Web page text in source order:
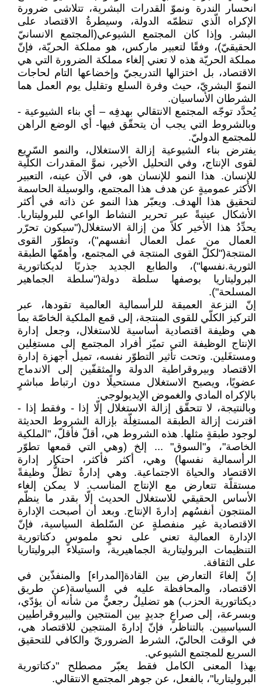
انحسار الندرة ونموّ القدرات البشرية، تتلاشى ضرورة
الإكراه الّذي تنظمّه الدولة، وسيطرةُ ‏الاقتصاد على
البشر. وإذا كان المجتمع الشيوعي(المجتمع الانسانيّ
الحقيقيّ)، وفقًا لتعبير ماركس، هو ‏مملكة الحريّة، فإنّ
مملكة الحريّة هذه لا تعني إلغاء مملكة الضرورة التي هي
الاقتصاد، بل اختزالها ‏التدريجيّ وإخضاعها التام لحاجات
النموّ البشريّ، حيث وفرة السلع وتقليل يوم العمل هما
الشرطان ‏الأساسيان.‏
يُحدَّد توجّه المجتمع الانتقالي بهدفِه – أي بناء الشيوعية -
وبالشروط التي يجب أن يتحقّق فيها- أي ‏الوضع الراهن
للمجتمع الدوليّ.‏
يفترض بناء الشيوعية إزالة الاستغلال، والنمو السّريع
لقوى الإنتاج، وفي التحليل الأخير، نموَّ المقدرات ‏الكلّية
للإنسان. هذا النمو للإنسان هو، في الآن عينه، التعبير
الأكثر عموميةٍ عن هدف هذا المجتمع، ‏والوسيلة الحاسمة
لتحقيق هذا الهدف. ويعبّر هذا النمو عن ذاته في أكثر
الأشكال عينيةً عبر تحرير ‏النشاط الواعي للبروليتاريا.
يحدِّدُ هذا الأخير كلاً من إزالة الاستغلال("سيكون تحرّر
العمال من عمل ‏العمال أنفسهم")، وتطوّر القوى
المنتجة("لكلّ القوى المنتجة في المجتمع، وأهمّها الطبقة
الثورية.نفسها")، ‏والطابع الجديد جذريًا لديكتاتورية
البروليتاريا بوصفها سلطة دولة("سلطة الجماهير
المسلحة").‏
إنّ النزعة العميقة للرأسمالية العالمية تقودها، عبر
التركيز الكلّي للقوى المنتجة، إلى قمع الملكية الخاصّة ‏بما
هي وظيفة اقتصادية أساسية للاستغلال، وجعل إدارة
الإنتاج الوظيفة التي تميّز أفراد المجتمع إلى ‏مستغِلين
ومستغَلين. وتحت تأثير التطوّر نفسه، تميل أجهزة إدارة
الاقتصاد وبيروقراطية الدولة والمثقفّين ‏إلى الاندماج
عضويًا، ويصبح الاستغلال مستحيلًا دون ارتباط مباشرٍ
بالإكراه المادي والغموض ‏الإيديولوجي.‏
وبالنتيجة، لا تتحقّق إزالة الاستغلال إلّا إذا - وفقط إذا -
اقترنت إزالة الطبقة المستغِلّة بإزالة الشروط ‏الحديثة
لوجود طبقةٍ مثلها. هذه الشروط هي، أقلّ فأقلّ، "الملكية
الخاصة"، و"السوق" ... إلخ (وهي التي ‏قمعها تطوّر
الرأسمالية نفسها) وهي، أكثر فأكثر، احتكار إدارة
الاقتصاد والحياة الاجتماعية. وهي إدارةٌ ‏تظلُّ وظيفةً
مستقلّة تتعارض مع الإنتاج المناسب. لا يمكن إلغاء
الأساس الحقيقي للاستغلال الحديث إلّا ‏بقدر ما ينظّم
المنتجون أنفسُهم إدارةَ الإنتاج. وبعد أن أصبحت الإدارة
الاقتصادية غير منفصلةٍ عن ‏السّلطة السياسية، فإنّ
الإدارة العمالية تعني على نحوٍ ملموسٍ دكتاتورية
التنظيمات البروليتارية ‏الجماهيرية، واستيلاء البروليتاريا
على الثقافة.‏
إنّ إلغاءَ التعارض بين القادة[المدراء] والمنفذّين في
الاقتصاد، والمحافظة عليه في السياسة(عن طريق
‏ديكتاتورية الحزب) هو تضليلٌ رجعيٌّ من شأنه أن يؤدّي،
وبسرعة، إلى صراعٍ جديدٍ بين المنتجين ‏والبيروقراطيين
السياسيين. بالتناظر، فإنّ إدارةَ المنتجين للاقتصاد هي،
في الوقت الحاليّ، الشرط الضروريّ ‏والكافي للتحقيق
السريع للمجتمع الشيوعي.‏
بهذا المعنى الكامل فقط يعبّر مصطلح "دكتاتورية
البروليتاريا"، بالفعل، عن جوهر المجتمع الانتقالي.‏